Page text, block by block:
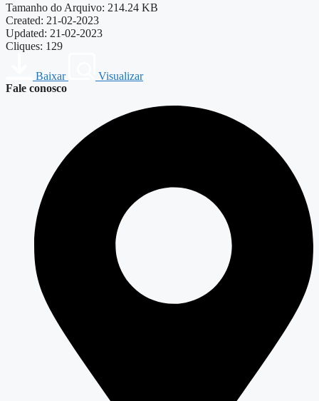
Tamanho do Arquivo: 214.24 KB
Created: 21-02-2023
Updated: 21-02-2023
Cliques: 129
Baixar
Visualizar
Fale conosco